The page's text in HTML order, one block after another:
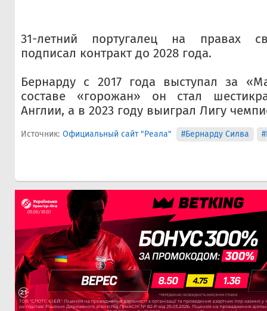
31-летний португалец на правах
подписал контракт до 2028 года.
Бернарду с 2017 года выступал за
составе «горожан» он стал
Англии, а в 2023 году выиграл Лигу
Источник: Официальный сайт "Реала" #Бернарду Силва